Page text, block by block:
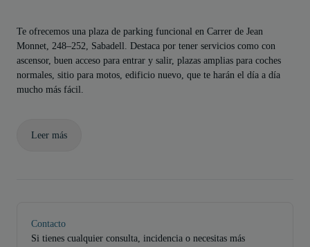
Te ofrecemos una plaza de parking funcional en Carrer de Jean
Monnet, 248–252, Sabadell. Destaca por tener servicios como con
ascensor, buen acceso para entrar y salir, plazas amplias para coches
normales, sitio para motos, edificio nuevo, que te harán el día a día
mucho más fácil.
Leer más
Contacto
Si tienes cualquier consulta, incidencia o necesitas más